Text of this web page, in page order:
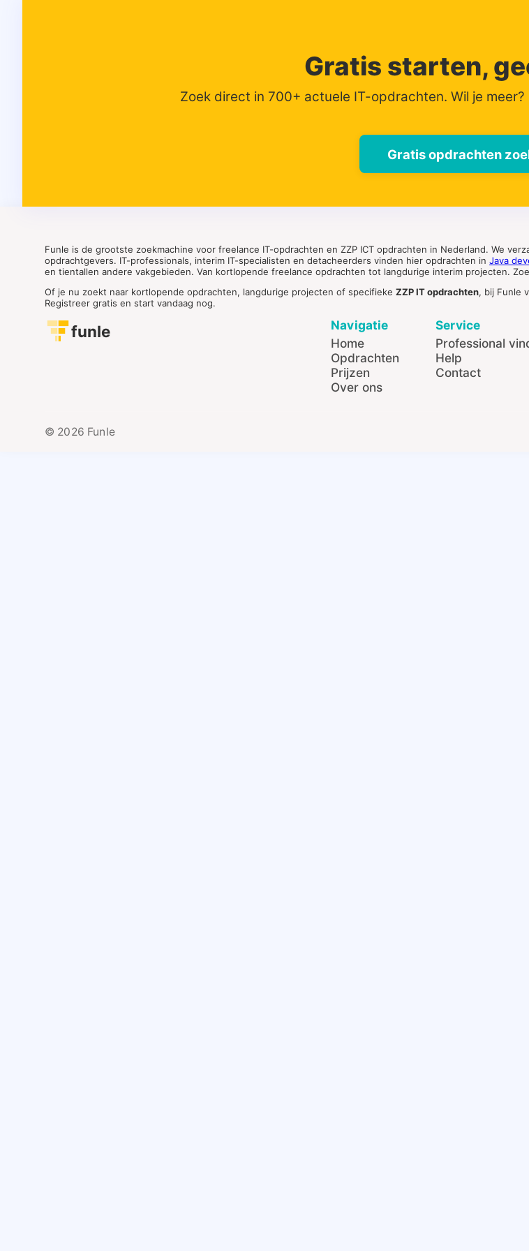
Gratis starten,
Zoek direct in 700+ actuele IT-opdrachten. Wil je
Gratis opdrachten
Funle is de grootste zoekmachine voor freelance IT-opdrachten en ZZP ICT opdrachten in Nederland. We
opdrachtgevers. IT-professionals, interim IT-specialisten en detacheerders vinden hier opdrachten in Java
en tientallen andere vakgebieden. Van kortlopende freelance opdrachten tot langdurige interim projecten.
Of je nu zoekt naar kortlopende opdrachten, langdurige projecten of specifieke ZZP IT opdrachten, bij Funle
Registreer gratis en start vandaag nog.
funle
Navigatie
Home
Opdrachten
Prijzen
Over ons
Service
Professional
Help
Contact
© 2026 Funle